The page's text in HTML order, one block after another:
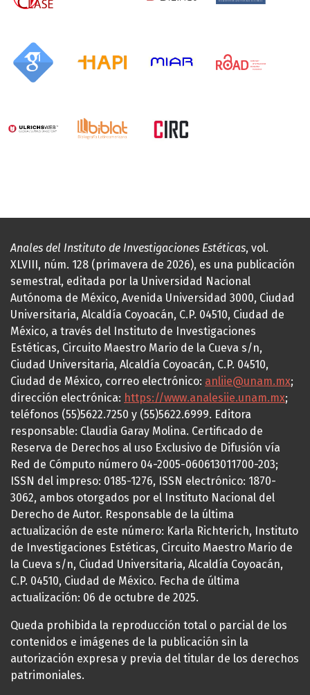
Anales del Instituto de Investigaciones Estéticas, vol.
XLVIII, núm. 128 (primavera de 2026), es una publicación
semestral, editada por la Universidad Nacional
Autónoma de México, Avenida Universidad 3000, Ciudad
Universitaria, Alcaldía Coyoacán, C.P. 04510, Ciudad de
México, a través del Instituto de Investigaciones
Estéticas, Circuito Maestro Mario de la Cueva s/n,
Ciudad Universitaria, Alcaldía Coyoacán, C.P. 04510,
Ciudad de México, correo electrónico: anliie@unam.mx;
dirección electrónica: https://www.analesiie.unam.mx;
teléfonos (55)5622.7250 y (55)5622.6999. Editora
responsable: Claudia Garay Molina. Certificado de
Reserva de Derechos al uso Exclusivo de Difusión vía
Red de Cómputo número 04-2005-060613011700-203;
ISSN del impreso: 0185-1276, ISSN electrónico: 1870-
3062, ambos otorgados por el Instituto Nacional del
Derecho de Autor. Responsable de la última
actualización de este número: Karla Richterich, Instituto
de Investigaciones Estéticas, Circuito Maestro Mario de
la Cueva s/n, Ciudad Universitaria, Alcaldía Coyoacán,
C.P. 04510, Ciudad de México. Fecha de última
actualización: 06 de octubre de 2025.
Queda prohibida la reproducción total o parcial de los
contenidos e imágenes de la publicación sin la
autorización expresa y previa del titular de los derechos
patrimoniales.